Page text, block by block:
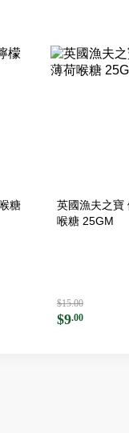
糖
英國漁夫之寶
喉糖 25GM
$15.00
$9.00